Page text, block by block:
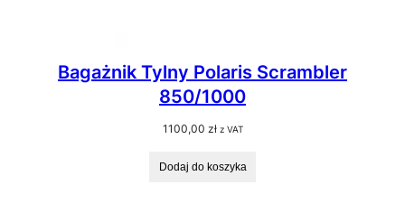
Bagażnik Tylny Polaris Scrambler
850/1000
1100,00 zł z VAT
Dodaj do koszyka